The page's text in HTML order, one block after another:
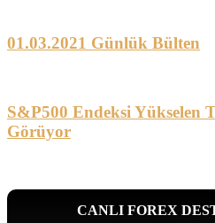
01.03.2021 Günlük Bülten
S&P500 Endeksi Yükselen
Görüyor
CANLI FOREX